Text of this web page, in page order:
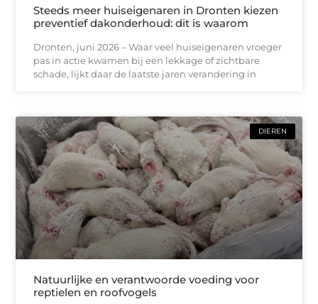
Steeds meer huiseigenaren in Dronten kiezen
preventief dakonderhoud: dit is waarom
Dronten, juni 2026 – Waar veel huiseigenaren vroeger
pas in actie kwamen bij een lekkage of zichtbare
schade, lijkt daar de laatste jaren verandering in
DIEREN
Natuurlijke en verantwoorde voeding voor
reptielen en roofvogels